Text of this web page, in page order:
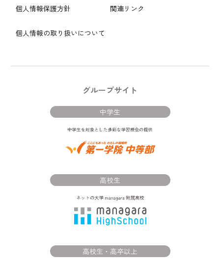
個人情報保護方針
個人情報の取り扱いについて
関連リンク
グループサイト
中学生
高校生
高校生・高卒以上